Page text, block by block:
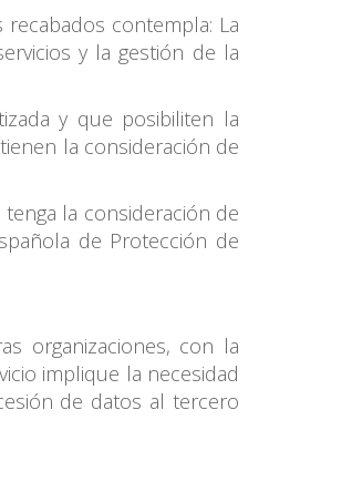
contempla: La
y la gestión de la
y que posibiliten la
la consideración de
la consideración de
de Protección de
organizaciones, con la
implique la necesidad
de datos al tercero